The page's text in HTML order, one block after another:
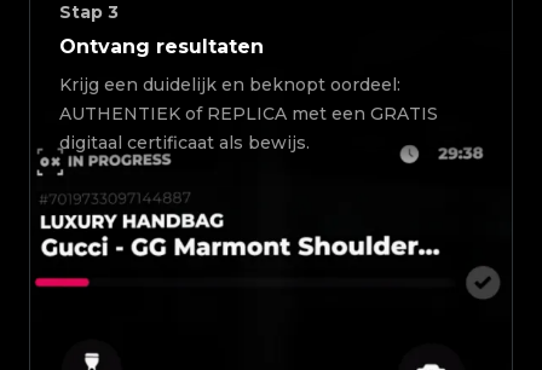
Stap 3
Ontvang resultaten
Krijg een duidelijk en beknopt oordeel:
AUTHENTIEK of REPLICA met een GRATIS
digitaal certificaat als bewijs.